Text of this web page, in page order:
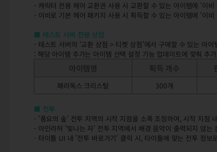
- 캐릭터 전용 헤어 교환권 사용 시 교환할 수 있는 아이템에 '이
- 이비로 기본 헤어 패키지 사용 시 획득할 수 있는 아이템에 '이
■ 테스트 서버 전용 상점
- 테스트 서버의 '교환 상점 > 티켓 상점'에서 구매할 수 있는 아
: 해당 아이템 추가는 아이템 선택 설정 기능 업데이트에 맞춰 추
아이템명 획득 개수
패러독스 크리스탈 300개
■ 전투
- '풍요의 숲' 전투 지역의 시작 지점을 소폭 조정하여, 시작 지점
- 아인라허 '빛나는 자' 전투 지역에서 배경 음악이 출력되지 않는
- 타이틀 UI 내 '전투 바로가기' 클릭 시, 타이틀에 맞는 전투 정보